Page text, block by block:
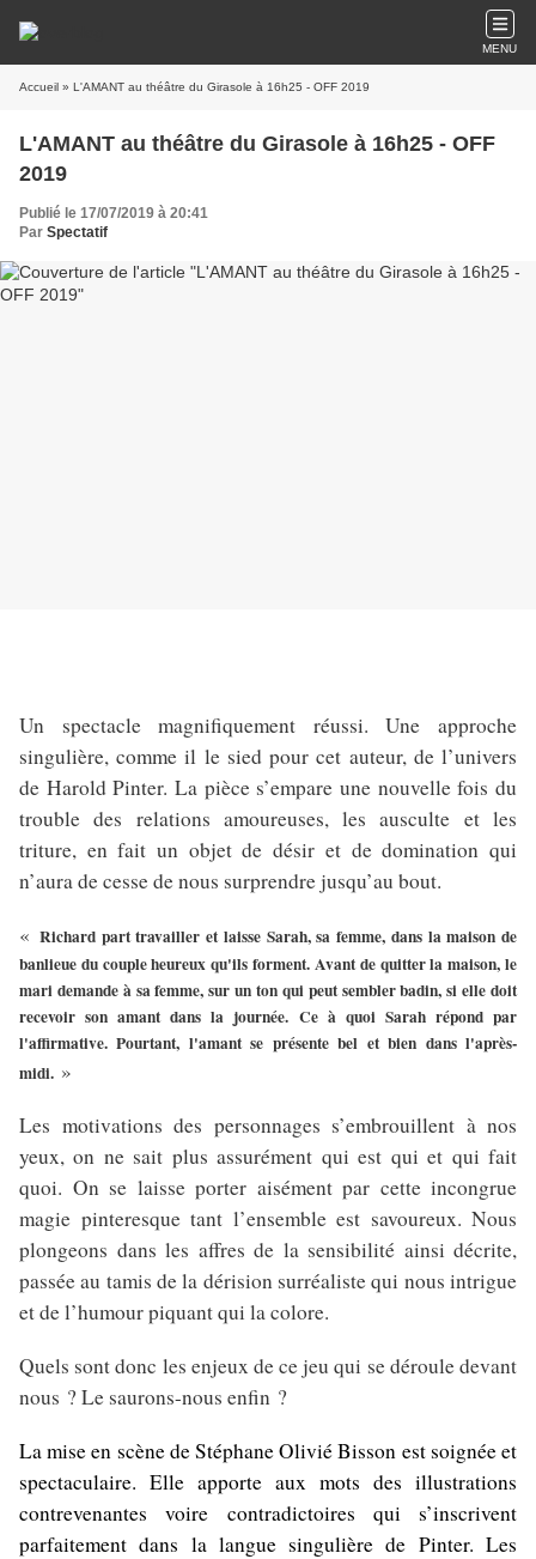
MENU
Accueil » L'AMANT au théâtre du Girasole à 16h25 - OFF 2019
L'AMANT au théâtre du Girasole à 16h25 - OFF
2019
Publié le 17/07/2019 à 20:41
Par Spectatif
Un spectacle magnifiquement réussi. Une approche
singulière, comme il le sied pour cet auteur, de l’univers
de Harold Pinter. La pièce s’empare une nouvelle fois du
trouble des relations amoureuses, les ausculte et les
triture, en fait un objet de désir et de domination qui
n’aura de cesse de nous surprendre jusqu’au bout.
« Richard part travailler et laisse Sarah, sa femme, dans la maison de
banlieue du couple heureux qu'ils forment. Avant de quitter la maison, le
mari demande à sa femme, sur un ton qui peut sembler badin, si elle doit
recevoir son amant dans la journée. Ce à quoi Sarah répond par
l'affirmative. Pourtant, l'amant se présente bel et bien dans l'après-
midi. »
Les motivations des personnages s’embrouillent à nos
yeux, on ne sait plus assurément qui est qui et qui fait
quoi. On se laisse porter aisément par cette incongrue
magie pinteresque tant l’ensemble est savoureux. Nous
plongeons dans les affres de la sensibilité ainsi décrite,
passée au tamis de la dérision surréaliste qui nous intrigue
et de l’humour piquant qui la colore.
Quels sont donc les enjeux de ce jeu qui se déroule devant
nous ? Le saurons-nous enfin ?
La mise en scène de Stéphane Olivié Bisson est soignée et
spectaculaire. Elle apporte aux mots des illustrations
contrevenantes voire contradictoires qui s’inscrivent
parfaitement dans la langue singulière de Pinter. Les